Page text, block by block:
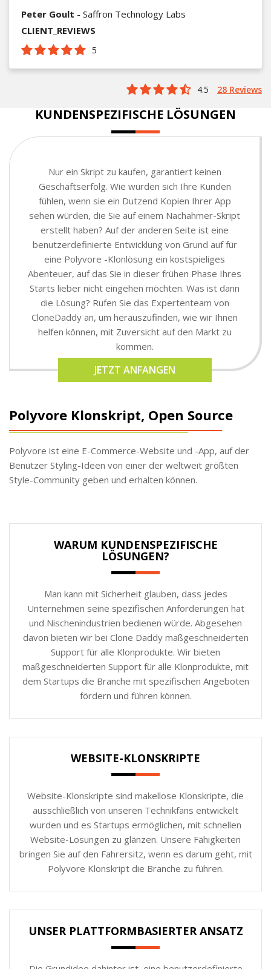
Peter Goult - Saffron Technology Labs
CLIENT_REVIEWS
5
4.5 28 Reviews
KUNDENSPEZIFISCHE LÖSUNGEN
Nur ein Skript zu kaufen, garantiert keinen
Geschäftserfolg. Wie würden sich Ihre Kunden
fühlen, wenn sie ein Dutzend Kopien Ihrer App
sehen würden, die Sie auf einem Nachahmer-Skript
erstellt haben? Auf der anderen Seite ist eine
benutzerdefinierte Entwicklung von Grund auf für
eine Polyvore -Klonlösung ein kostspieliges
Abenteuer, auf das Sie in dieser frühen Phase Ihres
Starts lieber nicht eingehen möchten. Was ist dann
die Lösung? Rufen Sie das Expertenteam von
CloneDaddy an, um herauszufinden, wie wir Ihnen
helfen können, mit Zuversicht auf den Markt zu
kommen.
JETZT ANFANGEN
Polyvore Klonskript, Open Source
Polyvore ist eine E-Commerce-Website und -App, auf der
Benutzer Styling-Ideen von einer der weltweit größten
Style-Community geben und erhalten können.
WARUM KUNDENSPEZIFISCHE
LÖSUNGEN?
Man kann mit Sicherheit glauben, dass jedes
Unternehmen seine spezifischen Anforderungen hat
und Nischenindustrien bedienen würde. Abgesehen
davon bieten wir bei Clone Daddy maßgeschneiderten
Support für alle Klonprodukte. Wir bieten
maßgeschneiderten Support für alle Klonprodukte, mit
dem Startups die Branche mit spezifischen Angeboten
fördern und führen können.
WEBSITE-KLONSKRIPTE
Website-Klonskripte sind makellose Klonskripte, die
ausschließlich von unseren Technikfans entwickelt
wurden und es Startups ermöglichen, mit schnellen
Website-Lösungen zu glänzen. Unsere Fähigkeiten
bringen Sie auf den Fahrersitz, wenn es darum geht, mit
Polyvore Klonskript die Branche zu führen.
UNSER PLATTFORMBASIERTER ANSATZ